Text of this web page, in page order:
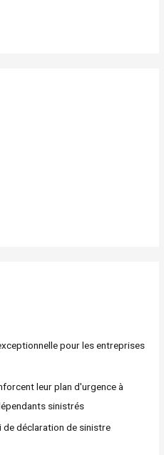
pour les entreprises
leur plan d'urgence à
sinistrés
de déclaration de sinistre